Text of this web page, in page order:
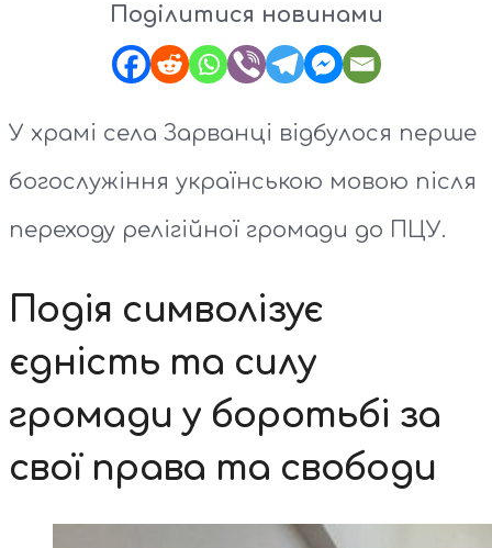
Поділитися новинами
У храмі села Зарванці відбулося перше
богослужіння українською мовою після
переходу релігійної громади до ПЦУ.
Подія символізує
єдність та силу
громади у боротьбі за
свої права та свободи